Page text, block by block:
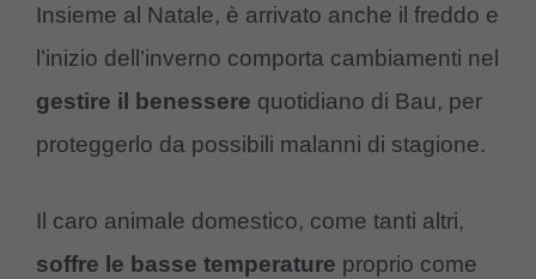
Insieme al Natale, è arrivato anche il freddo e
l’inizio dell’inverno comporta cambiamenti nel
gestire il benessere quotidiano di Bau, per
proteggerlo da possibili malanni di stagione.
Il caro animale domestico, come tanti altri,
soffre le basse temperature proprio come